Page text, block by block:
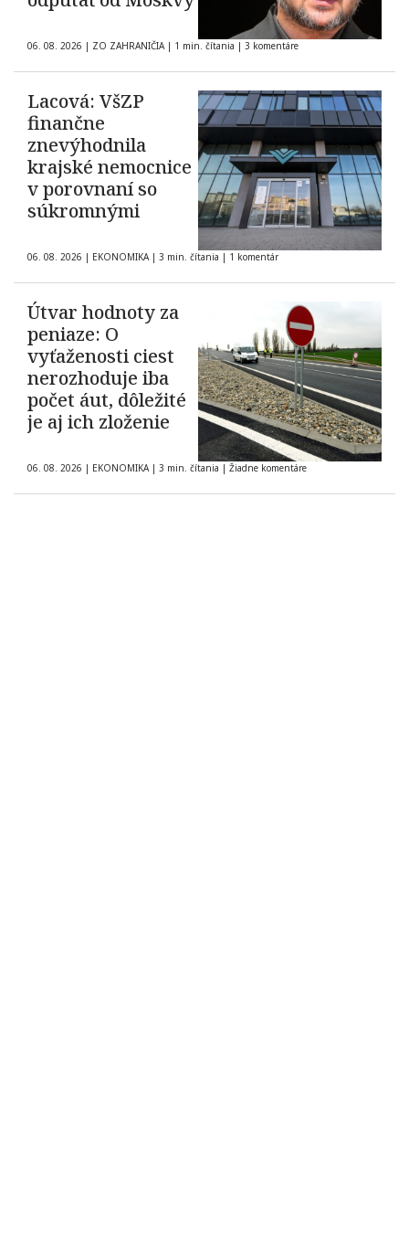
06. 08. 2026 | ZO ZAHRANIČIA | 1 min. čítania | 3 komentáre
Lacová: VšZP
finančne
znevýhodnila
krajské nemocnice
v porovnaní so
súkromnými
06. 08. 2026 | EKONOMIKA | 3 min. čítania | 1 komentár
Útvar hodnoty za
peniaze: O
vyťaženosti ciest
nerozhoduje iba
počet áut, dôležité
je aj ich zloženie
06. 08. 2026 | EKONOMIKA | 3 min. čítania | Žiadne komentáre